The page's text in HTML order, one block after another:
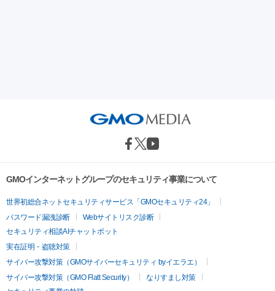
GMOインターネットグループのセキュリティ事業について
世界初総合ネットセキュリティサービス「GMOセキュリティ24」
パスワード漏洩診断
Webサイトリスク診断
セキュリティ相談AIチャットボット
実在証明・盗聴対策
サイバー攻撃対策（GMOサイバーセキュリティ byイエラエ）
サイバー攻撃対策（GMO Flatt Security）
なりすまし対策